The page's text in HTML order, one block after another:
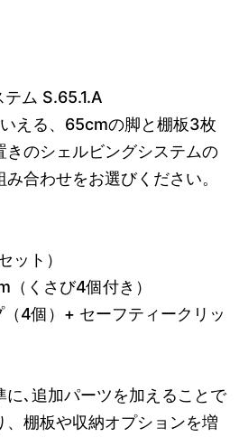
ム S.65.1.A
える、65cmの脚と棚板3枚
きのシェルビングシステムの
合わせをお選びください。
ット）
くさび4個付き）
4個）+ セーフティークリッ
に､追加パーツを加えることで
、棚板や収納オプションを増